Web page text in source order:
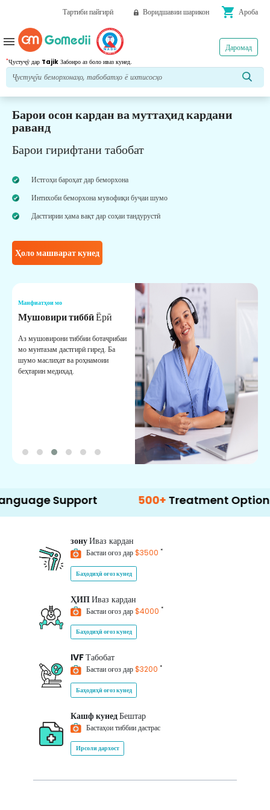
Тартиби пайгирӣ Воридшавии шарикон shopping_cart Ароба
*Ҷустуҷӯ дар Tajik Забонро аз боло иваз кунед.
Даромад
menu
Барои осон кардан ва муттаҳид кардани
раванд
Барои гирифтани табобат
Истгоҳи бароҳат дар беморхона
Интихоби беморхона мувофиқи буҷаи шумо
Дастгирии ҳама вақт дар соҳаи тандурустӣ
Ҳоло машварат кунед
Манфиатҳои мо
Мушовири тиббӣЁрӣ
Аз мушовирони тиббии ботаҷрибаи
мо мунтазам дастгирӣ гиред. Ба
шумо маслиҳат ва роҳнамоии
беҳтарин медиҳад.
Support 500+ Treatment Options
зонуИваз кардан
Бастаи оғоз дар$3500 *
Баҳодиҳӣ оғоз кунед
ҲИПИваз кардан
Бастаи оғоз дар$4000 *
Баҳодиҳӣ оғоз кунед
IVFТабобат
Бастаи оғоз дар$3200 *
Баҳодиҳӣ оғоз кунед
Кашф кунедБештар
Бастаҳои тиббии дастрас
Ирсоли дархост